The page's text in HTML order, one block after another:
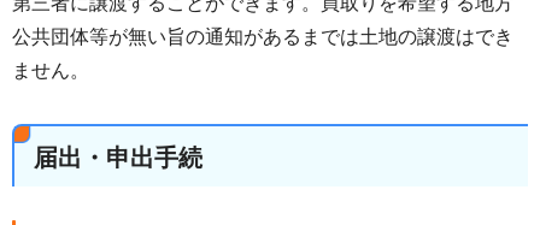
公共団体等が無い旨の通知があるまでは土地の譲渡はでき
ません。
届出・申出手続